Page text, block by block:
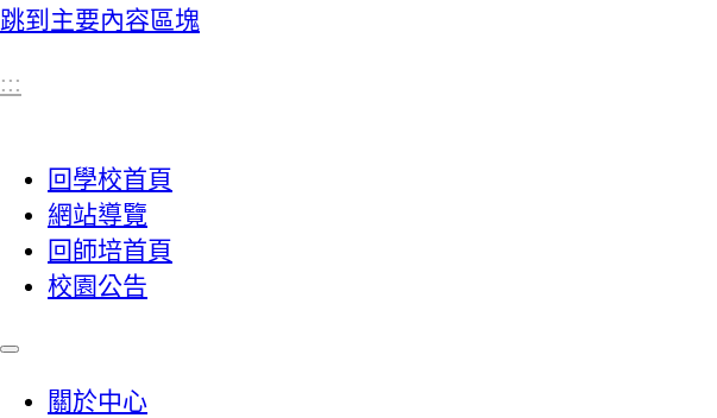
跳到主要內容區塊
:::
回學校首頁
網站導覽
回師培首頁
校園公告
關於中心